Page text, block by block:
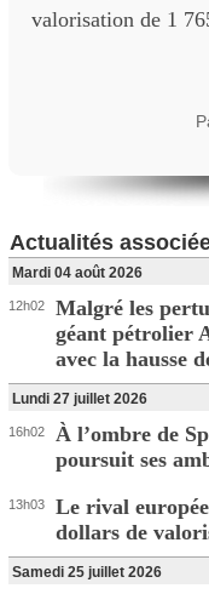
valorisation de 1
Actualités
Mardi 04 août 2026
12h02
Malgré les
géant pétrolier
avec la hausse
Lundi 27 juillet 2026
16h02
À l’ombre de
poursuit ses
13h03
Le rival
dollars de
Samedi 25 juillet 2026